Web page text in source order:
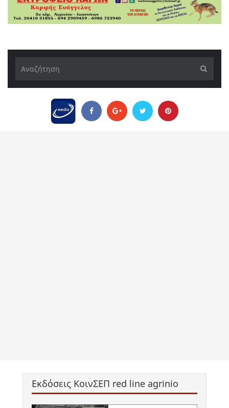
Εκδόσεις ΚοινΣΕΠ red line agrinio